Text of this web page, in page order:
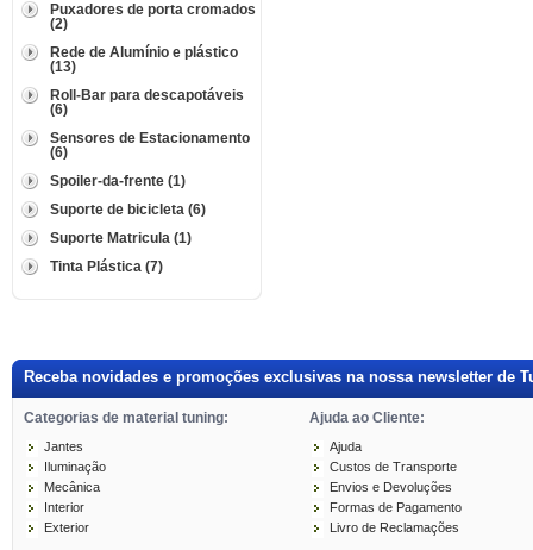
Puxadores de porta cromados
(2)
Rede de Alumínio e plástico
(13)
Roll-Bar para descapotáveis
(6)
Sensores de Estacionamento
(6)
Spoiler-da-frente (1)
Suporte de bicicleta (6)
Suporte Matricula (1)
Tinta Plástica (7)
Receba novidades e promoções exclusivas na nossa newsletter de
Categorias de material tuning: Ajuda ao Cliente:
Jantes
Iluminação
Mecânica
Interior
Exterior
Ajuda
Custos de Transporte
Envios e Devoluções
Formas de Pagamento
Livro de Reclamações